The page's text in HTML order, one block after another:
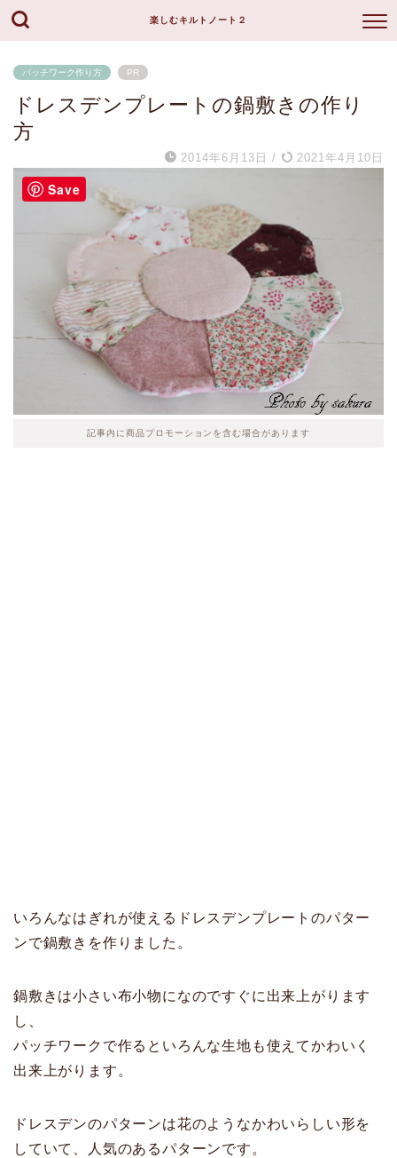
楽しむキルトノート２
パッチワーク作り方 PR
ドレスデンプレートの鍋敷きの作り
方
2014年6月13日 / 2021年4月10日
記事内に商品プロモーションを含む場合があります
いろんなはぎれが使えるドレスデンプレートのパター
ンで鍋敷きを作りました。
鍋敷きは小さい布小物になのですぐに出来上がります
し、
パッチワークで作るといろんな生地も使えてかわいく
出来上がります。
ドレスデンのパターンは花のようなかわいらしい形を
していて、人気のあるパターンです。
Save